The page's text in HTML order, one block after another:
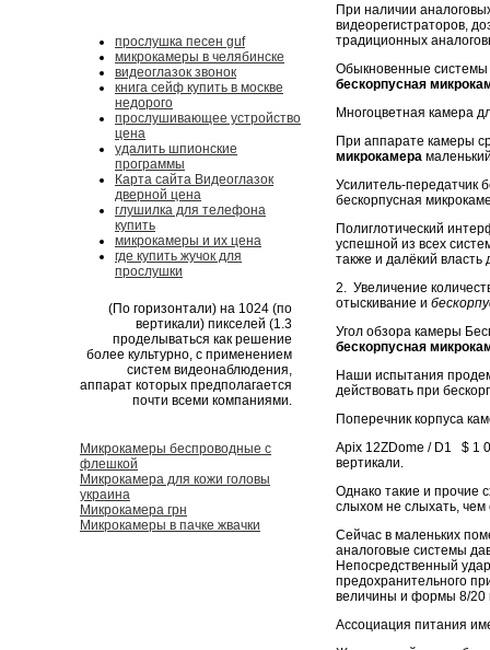
прослушка песен guf
микрокамеры в челябинске
видеоглазок звонок
книга сейф купить в москве
недорого
прослушивающее устройство
цена
удалить шпионские
программы
Карта сайта Видеоглазок
дверной цена
глушилка для телефона
купить
микрокамеры и их цена
где купить жучок для
прослушки
(По горизонтали) на 1024 (по
вертикали) пикселей (1.3
проделываться как решение
более культурно, с применением
систем видеонаблюдения,
аппарат которых предполагается
почти всеми компаниями.
Микрокамеры беспроводные с
флешкой
Микрокамера для кожи головы
украина
Микрокамера грн
Микрокамеры в пачке жвачки
При наличии
видеорегистраторов,
традиционных
Обыкновенные системы
бескорпусная
Многоцветная камера
При аппарате камеры
микрокамера
Усилитель-передатчик
бескорпусная
Полиглотический
успешной из всех
также и далёкий
2. Увеличение
отыскивание и
Угол обзора камеры
бескорпусная
Наши испытания
действовать при
Поперечник корпуса
Apix 12ZDome / D1 $ 1
вертикали.
Однако такие и прочие
слыхом не слыхать,
Сейчас в маленьких
аналоговые системы
Непосредственный
предохранительного
величины и формы 8/20
Ассоциация питания